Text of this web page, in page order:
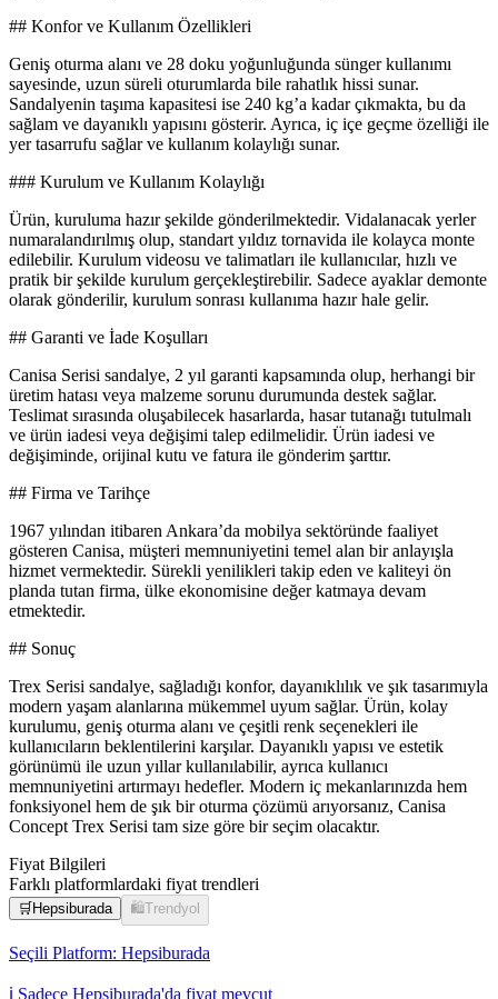
## Konfor ve Kullanım Özellikleri
Geniş oturma alanı ve 28 doku yoğunluğunda sünger kullanımı
sayesinde, uzun süreli oturumlarda bile rahatlık hissi sunar.
Sandalyenin taşıma kapasitesi ise 240 kg’a kadar çıkmakta, bu da
sağlam ve dayanıklı yapısını gösterir. Ayrıca, iç içe geçme özelliği ile
yer tasarrufu sağlar ve kullanım kolaylığı sunar.
### Kurulum ve Kullanım Kolaylığı
Ürün, kuruluma hazır şekilde gönderilmektedir. Vidalanacak yerler
numaralandırılmış olup, standart yıldız tornavida ile kolayca monte
edilebilir. Kurulum videosu ve talimatları ile kullanıcılar, hızlı ve
pratik bir şekilde kurulum gerçekleştirebilir. Sadece ayaklar demonte
olarak gönderilir, kurulum sonrası kullanıma hazır hale gelir.
## Garanti ve İade Koşulları
Canisa Serisi sandalye, 2 yıl garanti kapsamında olup, herhangi bir
üretim hatası veya malzeme sorunu durumunda destek sağlar.
Teslimat sırasında oluşabilecek hasarlarda, hasar tutanağı tutulmalı
ve ürün iadesi veya değişimi talep edilmelidir. Ürün iadesi ve
değişiminde, orijinal kutu ve fatura ile gönderim şarttır.
## Firma ve Tarihçe
1967 yılından itibaren Ankara’da mobilya sektöründe faaliyet
gösteren Canisa, müşteri memnuniyetini temel alan bir anlayışla
hizmet vermektedir. Sürekli yenilikleri takip eden ve kaliteyi ön
planda tutan firma, ülke ekonomisine değer katmaya devam
etmektedir.
## Sonuç
Trex Serisi sandalye, sağladığı konfor, dayanıklılık ve şık tasarımıyla
modern yaşam alanlarına mükemmel uyum sağlar. Ürün, kolay
kurulumu, geniş oturma alanı ve çeşitli renk seçenekleri ile
kullanıcıların beklentilerini karşılar. Dayanıklı yapısı ve estetik
görünümü ile uzun yıllar kullanılabilir, ayrıca kullanıcı
memnuniyetini artırmayı hedefler. Modern iç mekanlarınızda hem
fonksiyonel hem de şık bir oturma çözümü arıyorsanız, Canisa
Concept Trex Serisi tam size göre bir seçim olacaktır.
Fiyat Bilgileri
Farklı platformlardaki fiyat trendleri
🛒 Hepsiburada 🛍️Trendyol
Seçili Platform: Hepsiburada
ℹ️ Sadece Hepsiburada'da fiyat mevcut